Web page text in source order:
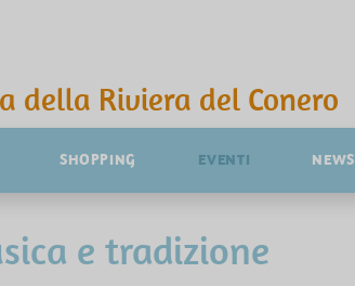
della Riviera del Conero
SHOPPING EVENTI NEWS
e tradizione